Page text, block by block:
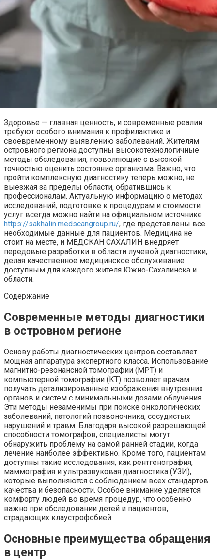
Здоровье — главная ценность, и современные реалии
требуют особого внимания к профилактике и
своевременному выявлению заболеваний. Жителям
островного региона доступны высокотехнологичные
методы обследования, позволяющие с высокой
точностью оценить состояние организма. Важно, что
пройти комплексную диагностику теперь можно, не
выезжая за пределы области, обратившись к
профессионалам. Актуальную информацию о методах
исследований, подготовке к процедурам и стоимости
услуг всегда можно найти на официальном источнике
https://sakhalin.medscangroup.ru/, где представлены все
необходимые данные для пациентов. Медицина не
стоит на месте, и МЕДСКАН САХАЛИН внедряет
передовые разработки в области лучевой диагностики,
делая качественное медицинское обслуживание
доступным для каждого жителя Южно-Сахалинска и
области.
Содержание
Современные методы диагностики
в островном регионе
Основу работы диагностических центров составляет
мощная аппаратура экспертного класса. Использование
магнитно-резонансной томографии (МРТ) и
компьютерной томографии (КТ) позволяет врачам
получать детализированные изображения внутренних
органов и систем с минимальными дозами облучения.
Эти методы незаменимы при поиске онкологических
заболеваний, патологий позвоночника, сосудистых
нарушений и травм. Благодаря высокой разрешающей
способности томографов, специалисты могут
обнаружить проблему на самой ранней стадии, когда
лечение наиболее эффективно. Кроме того, пациентам
доступны такие исследования, как рентгенография,
маммография и ультразвуковая диагностика (УЗИ),
которые выполняются с соблюдением всех стандартов
качества и безопасности. Особое внимание уделяется
комфорту людей во время процедур, что особенно
важно при обследовании детей и пациентов,
страдающих клаустрофобией.
Основные преимущества обращения
в центр